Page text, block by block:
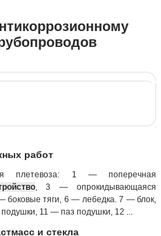
работ
плетевоза: 1 — поперечная
, 3 — опрокидывающаяся
тяги, 6 — лебедка. 7 — блок,
11 — паз подушки, 12 ...
и стекла